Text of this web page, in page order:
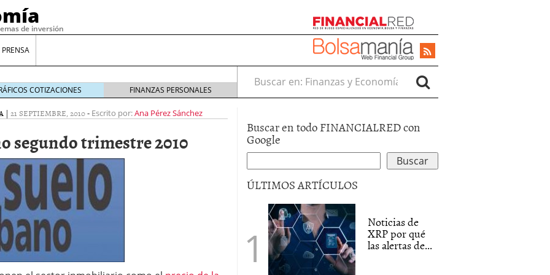
de inversión
¿Por qué el Préstamo Promotor privado
12 de diciembre de 2025
aprovechar esta opción para gestionar tus
de 2025
es una decisión financiera: cómo anticiparte
COTIZACIONES FINANZAS PERSONALES
Buscar en:
| 21 SEPTIEMBRE, 2010- Escrito por:Ana Pérez Sánchez
segundo trimestre 2010
Buscar en todo FINANCIALRED con
Google
ÚLTIMOS ARTÍCULOS
Noticias de
XRP por qué
las alertas de...